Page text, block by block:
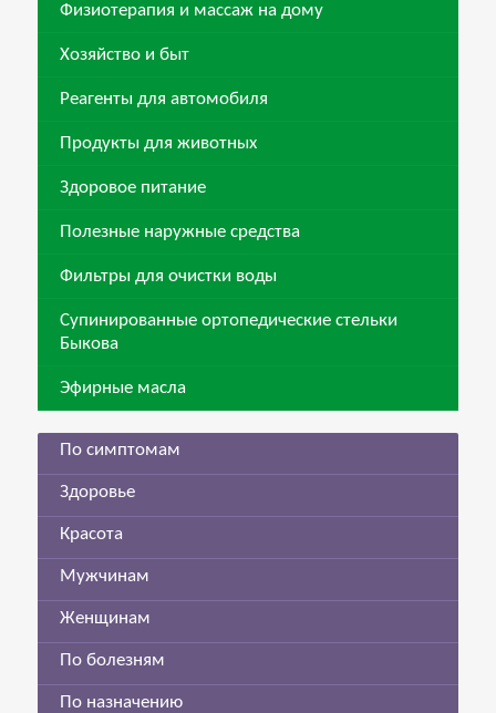
Физиотерапия и массаж на дому
Хозяйство и быт
Реагенты для автомобиля
Продукты для животных
Здоровое питание
Полезные наружные средства
Фильтры для очистки воды
Супинированные ортопедические стельки
Быкова
Эфирные масла
По симптомам
Здоровье
Красота
Мужчинам
Женщинам
По болезням
По назначению